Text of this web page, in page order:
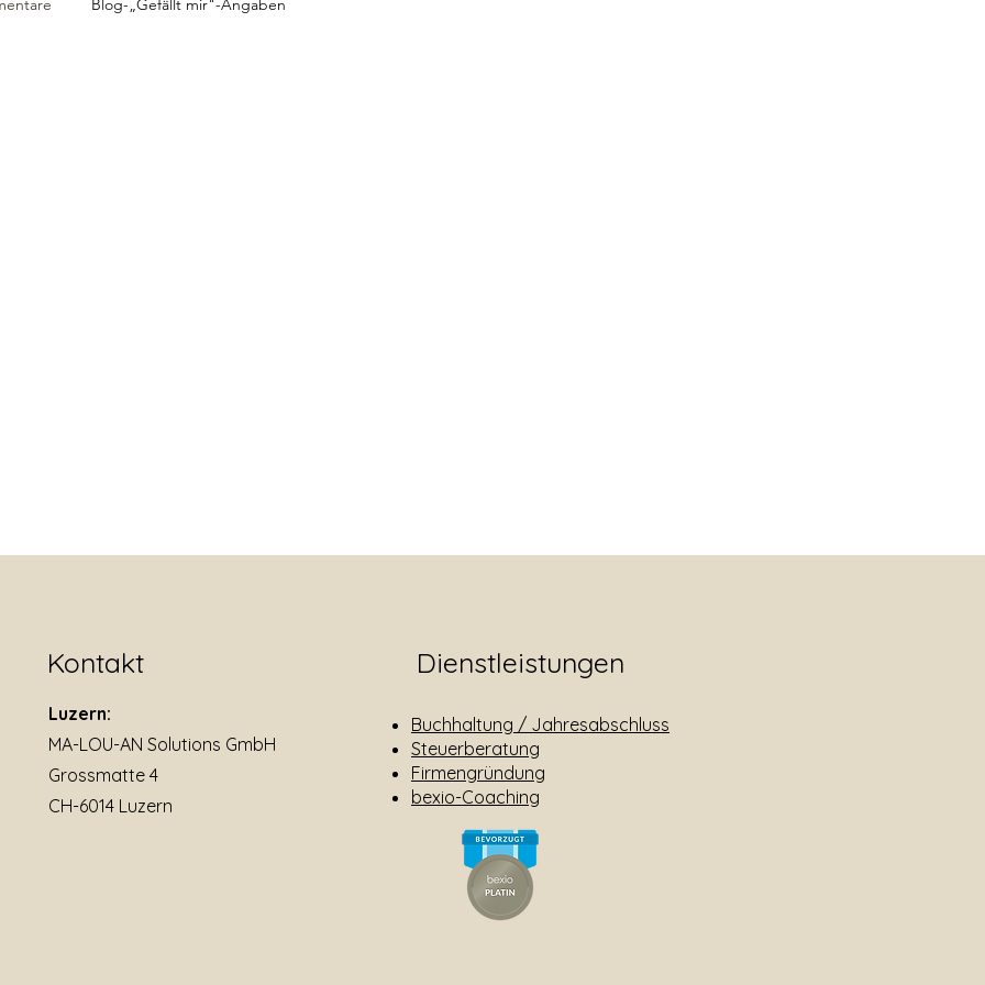
Blog-„Gefällt mir"-Angaben
Kontakt
Luzern:
MA-LOU-AN Solutions GmbH
Grossmatte 4
CH-6014 Luzern
Dienstleistungen
Buchhaltung / Jahresabschluss
Steuerberatung
Firmengründung
bexio-Coaching